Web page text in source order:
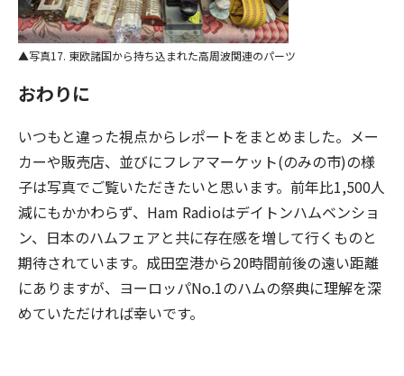
写真17. 東欧諸国から持ち込まれた高周波関連のパーツ
おわりに
いつもと違った視点からレポートをまとめました。メー
カーや販売店、並びにフレアマーケット(のみの市)の様
子は写真でご覧いただきたいと思います。前年比1,500人
減にもかかわらず、Ham Radioはデイトンハムベンショ
ン、日本のハムフェアと共に存在感を増して行くものと
期待されています。成田空港から20時間前後の遠い距離
にありますが、ヨーロッパNo.1のハムの祭典に理解を深
めていただければ幸いです。